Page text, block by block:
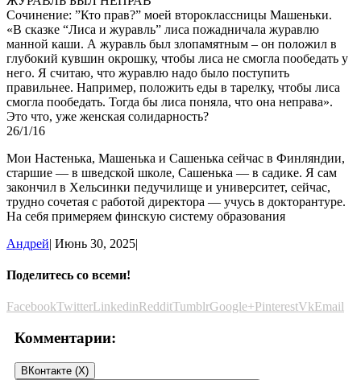
Сочинение: ”Кто прав?” моей второклассницы Машеньки.
«В сказке “Лиса и журавль” лиса пожадничала журавлю
манной каши. А журавль был злопамятным – он положил в
глубокий кувшин окрошку, чтобы лиса не смогла пообедать у
него. Я считаю, что журавлю надо было поступить
правильнее. Например, положить еды в тарелку, чтобы лиса
смогла пообедать. Тогда бы лиса поняла, что она неправа».
Это что, уже женская солидарность?
26/1/16
Мои Настенька, Машенька и Сашенька сейчас в Финляндии,
старшие — в шведской школе, Сашенька — в садике. Я сам
закончил в Хельсинки педучилище и университет, сейчас,
трудно сочетая с работой директора — учусь в докторантуре.
На себя примеряем финскую систему образования
Андрей| Июнь 30, 2025|
Поделитесь со всеми!
FacebookTwitterLinkedinRedditTumblrGoogle+PinterestVkEmail
Комментарии:
ВКонтакте (X)